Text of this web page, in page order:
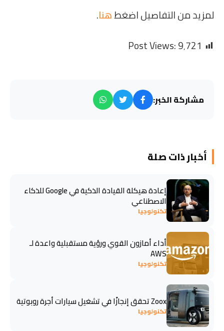
لمزيد من التفاصيل اضغطهنا.
Post Views:9٬721
مشاركة الخبر:
أخبار ذات صلة
إعادة هيكلة القيادة الذكية في Google للذكاء
الاصطناعي
تكنولوجيا
أداء أمازون القوي ورؤية مستقبلية واعدة لـ
AWS
تكنولوجيا
Zoox تحقق إنجازًا في تشغيل سيارات أجرة روبوتية
تكنولوجيا